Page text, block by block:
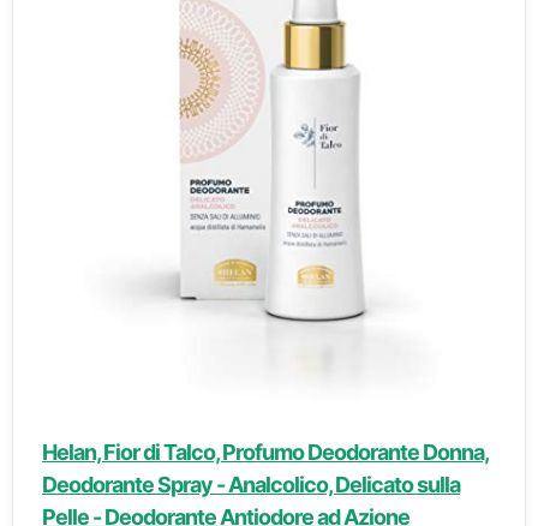
Helan, Fior di Talco, Profumo Deodorante Donna,
Deodorante Spray - Analcolico, Delicato sulla
Pelle - Deodorante Antiodore ad Azione